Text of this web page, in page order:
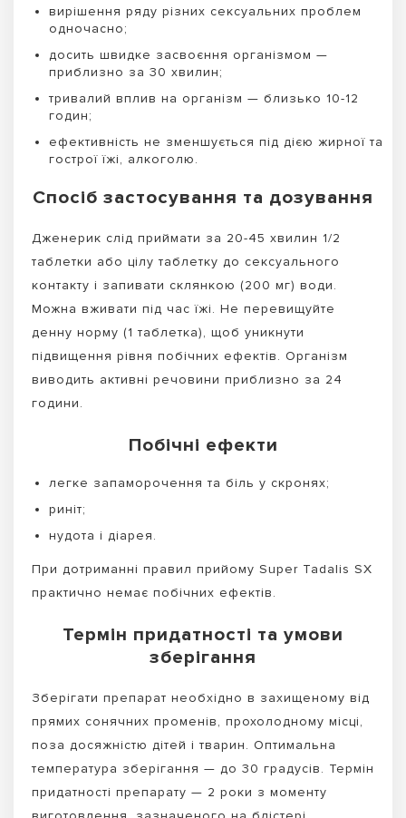
вирішення ряду різних сексуальних проблем
одночасно;
досить швидке засвоєння організмом —
приблизно за 30 хвилин;
тривалий вплив на організм — близько 10-12
годин;
ефективність не зменшується під дією жирної та
гострої їжі, алкоголю.
Спосіб застосування та дозування
Дженерик слід приймати за 20-45 хвилин 1/2
таблетки або цілу таблетку до сексуального
контакту і запивати склянкою (200 мг) води.
Можна вживати під час їжі. Не перевищуйте
денну норму (1 таблетка), щоб уникнути
підвищення рівня побічних ефектів. Організм
виводить активні речовини приблизно за 24
години.
Побічні ефекти
легке запаморочення та біль у скронях;
риніт;
нудота і діарея.
При дотриманні правил прийому Super Tadalis SX
практично немає побічних ефектів.
Термін придатності та умови
зберігання
Зберігати препарат необхідно в захищеному від
прямих сонячних променів, прохолодному місці,
поза досяжністю дітей і тварин. Оптимальна
температура зберігання — до 30 градусів. Термін
придатності препарату — 2 роки з моменту